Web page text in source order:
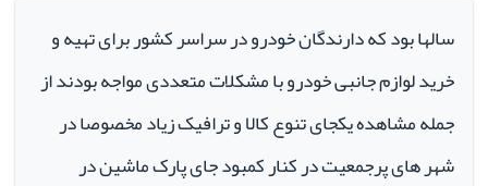
سالها بود که دارندگان خودرو در سراسر کشور برای تهیه و
خرید لوازم جانبی خودرو با مشکلات متعددی مواجه بودند از
جمله مشاهده یکجای تنوع کالا و ترافیک زیاد مخصوصا در
شهر های پرجمعیت در کنار کمبود جای پارک ماشین در